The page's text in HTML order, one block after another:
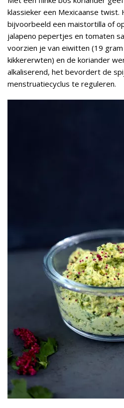
klassieker een Mexicaanse twist.
bijvoorbeeld een maistortilla of
jalapeno pepertjes en tomaten
voorzien je van eiwitten (19
kikkererwten) en de koriander
alkaliserend, het bevordert de
menstruatiecyclus te reguleren.